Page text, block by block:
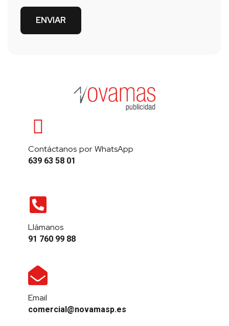
Contáctanos por WhatsApp
639 63 58 01
Llámanos
91 760 99 88
Email
comercial@novamasp.es